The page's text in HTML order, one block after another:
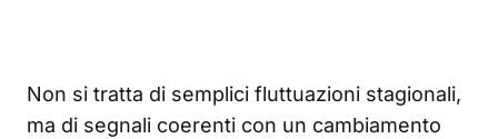
Non si tratta di semplici fluttuazioni stagionali,
ma di segnali coerenti con un cambiamento